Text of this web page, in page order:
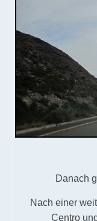
Danach
Nach einer
Centro